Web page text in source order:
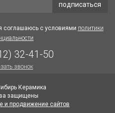
подписаться
соглашаюсь с условиями политики
32-41-50
звонок
Керамика
защищены
и продвижение сайтов